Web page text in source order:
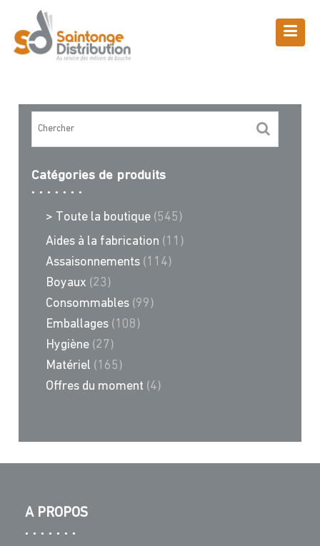
content
Boutique
Catégories de produits
> Toute la boutique (545)
Aides à la fabrication (11)
Assaisonnements (114)
Boyaux (23)
Consommables (99)
Emballages (108)
Hygiène (27)
Matériel (165)
Offres du moment (4)
A PROPOS